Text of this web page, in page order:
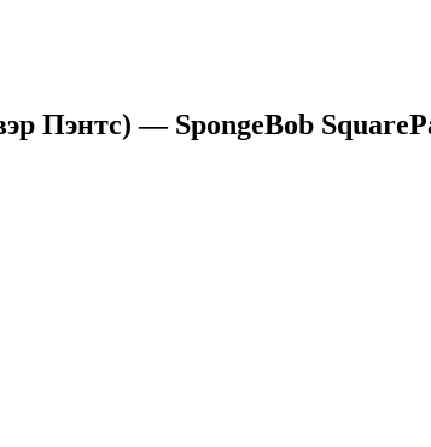
— SpongeBob